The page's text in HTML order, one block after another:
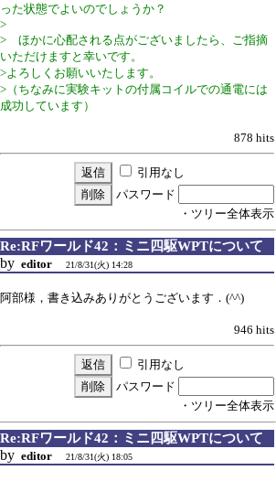
った状態でよいのでしょうか？
>
> ほかに心配される点がございましたら、ご指摘
いただけますと幸いです。
>よろしくお願いいたします。
>（ちなみに実験キットの付属コイルでの通電には
成功しています）
878 hits
引用なし
パスワード
・ツリー全体表示
Re:RFワールド42：ミニ四駆WPTについて
by editor 21/8/31(火) 14:28
阿部様，書き込みありがとうございます．(^^)
946 hits
引用なし
パスワード
・ツリー全体表示
Re:RFワールド42：ミニ四駆WPTについて
by editor 21/8/31(火) 18:05